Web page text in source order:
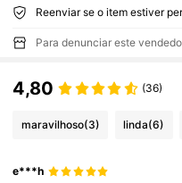
Para denunciar este
4,80 (36)
maravilhoso(3) linda(6)
e***h